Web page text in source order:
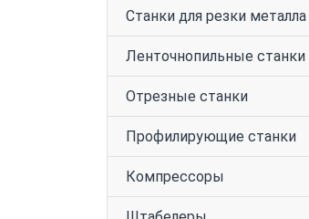
Станки для резки металла
Ленточнопильные станки
Отрезные станки
Профилирующие станки
Компрессоры